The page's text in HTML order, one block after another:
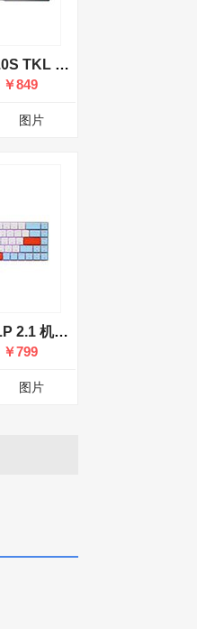
CHERRY MX3.0S TKL RGB有线键盘 红轴
￥849
图片
CHERRY MX-LP 2.1 机器喵
￥799
图片